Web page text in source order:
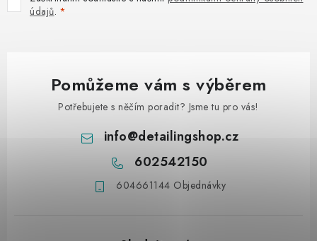
údajů.
Pomůžeme vám s výběrem
Potřebujete s něčím poradit? Jsme tu pro vás!
info@detailingshop.cz
602542150
604661144 Objednávky